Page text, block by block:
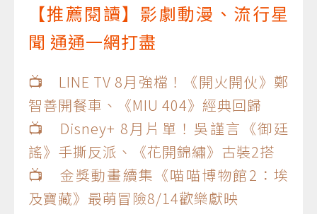
【推薦閱讀】影劇動漫、流行星
聞 通通一網打盡
📺 LINE TV 8月強檔！《開火開伙》鄭
智善開餐車、《MIU 404》經典回歸
📺 Disney+ 8月片單！吳謹言《御廷
謠》手撕反派、《花開錦繡》古裝2搭
📺 金獎動畫續集《喵喵博物館2：埃
及寶藏》最萌冒險8/14歡樂獻映